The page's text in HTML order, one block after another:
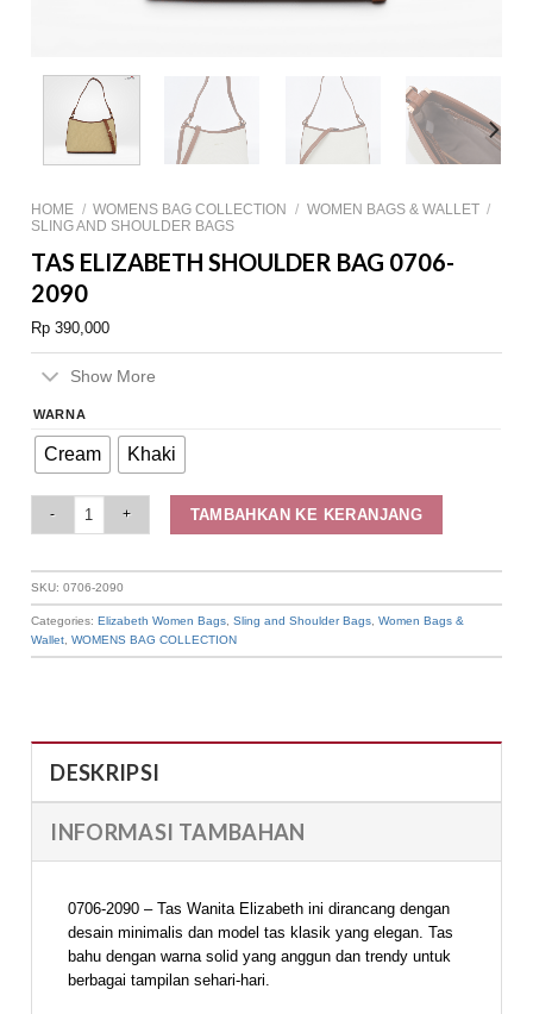
HOME / WOMENS BAG COLLECTION / WOMEN BAGS & WALLET /
SLING AND SHOULDER BAGS
TAS ELIZABETH SHOULDER BAG 0706-
2090
Rp 390,000
Show More
WARNA
Cream Khaki
TAMBAHKAN KE KERANJANG
SKU:0706-2090
Categories:Elizabeth Women Bags ,Sling and Shoulder Bags ,Women Bags &
Wallet ,WOMENS BAG COLLECTION
DESKRIPSI
INFORMASI TAMBAHAN
0706-2090 – Tas Wanita Elizabeth ini dirancang dengan
desain minimalis dan model tas klasik yang elegan. Tas
bahu dengan warna solid yang anggun dan trendy untuk
berbagai tampilan sehari-hari.